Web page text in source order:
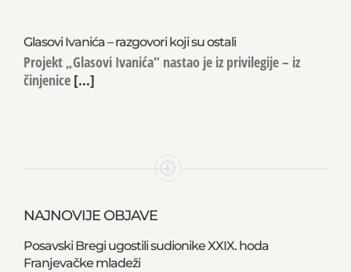
Glasovi Ivanića – razgovori koji su ostali
Projekt „Glasovi Ivanića“ nastao je iz privilegije – iz
činjenice [...]
NAJNOVIJE OBJAVE
Posavski Bregi ugostili sudionike XXIX. hoda
Franjevačke mladeži